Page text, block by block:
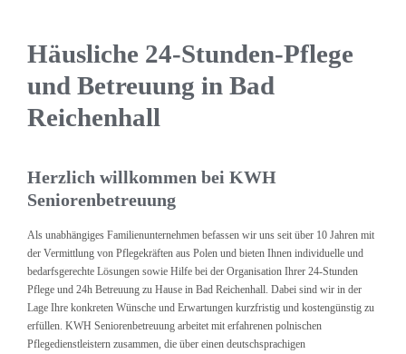
Häusliche 24-Stunden-Pflege
und Betreuung in Bad
Reichenhall
Herzlich willkommen bei KWH
Seniorenbetreuung
Als unabhängiges Familienunternehmen befassen wir uns seit über 10 Jahren mit
der Vermittlung von Pflegekräften aus Polen und bieten Ihnen individuelle und
bedarfsgerechte Lösungen sowie Hilfe bei der Organisation Ihrer 24-Stunden
Pflege und 24h Betreuung zu Hause in Bad Reichenhall. Dabei sind wir in der
Lage Ihre konkreten Wünsche und Erwartungen kurzfristig und kostengünstig zu
erfüllen. KWH Seniorenbetreuung arbeitet mit erfahrenen polnischen
Pflegedienstleistern zusammen, die über einen deutschsprachigen